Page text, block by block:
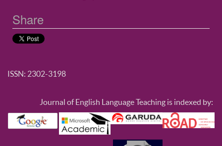
Share
ISSN: 2302-3198
Journal of English Language Teaching is indexed by: